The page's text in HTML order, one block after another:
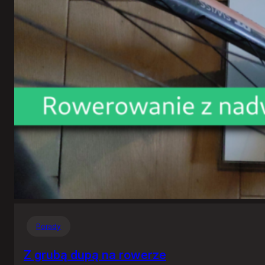
Porady
Z grubą dupą na rowerze